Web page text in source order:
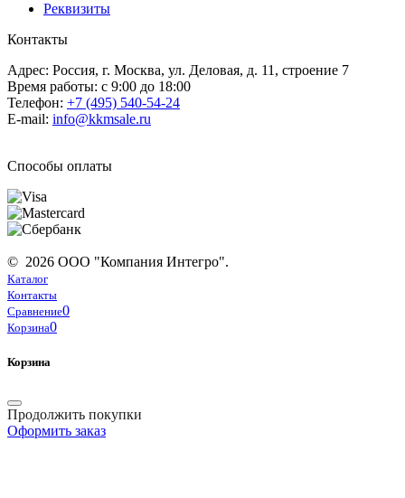
Реквизиты
Контакты
Адрес: Россия, г. Москва, ул. Деловая, д. 11, строение 7
Время работы: с 9:00 до 18:00
Телефон: +7 (495) 540-54-24
E-mail: info@kkmsale.ru
Способы оплаты
© 2026 ООО "Компания Интегро".
Каталог
Контакты
Сравнение0
Корзина0
Корзина
Продолжить покупки
Оформить заказ